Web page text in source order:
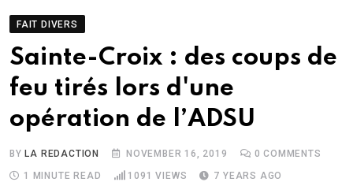
FAIT DIVERS
Sainte-Croix : des coups de
feu tirés lors d'une
opération de l’ADSU
BYLA REDACTION NOVEMBER 16, 2019 0 COMMENTS
1 MINUTE READ
1091 VIEWS 7 YEARS AGO